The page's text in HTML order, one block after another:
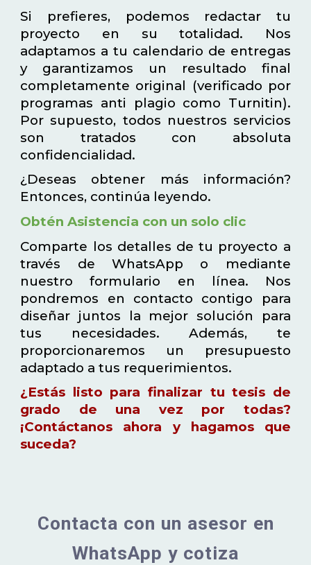
Si prefieres, podemos redactar tu
proyecto en su totalidad. Nos
adaptamos a tu calendario de entregas
y garantizamos un resultado final
completamente original (verificado por
programas anti plagio como Turnitin).
Por supuesto, todos nuestros servicios
son tratados con absoluta
confidencialidad.
¿Deseas obtener más información?
Entonces, continúa leyendo.
Obtén Asistencia con un solo clic
Comparte los detalles de tu proyecto a
través de WhatsApp o mediante
nuestro formulario en línea. Nos
pondremos en contacto contigo para
diseñar juntos la mejor solución para
tus necesidades. Además, te
proporcionaremos un presupuesto
adaptado a tus requerimientos.
¿Estás listo para finalizar tu tesis de
grado de una vez por todas?
¡Contáctanos ahora y hagamos que
suceda?
Contacta con un asesor en
WhatsApp y cotiza